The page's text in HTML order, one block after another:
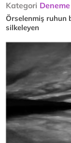
Kategori Deneme
Örselenmiş ruhun
silkeleyen